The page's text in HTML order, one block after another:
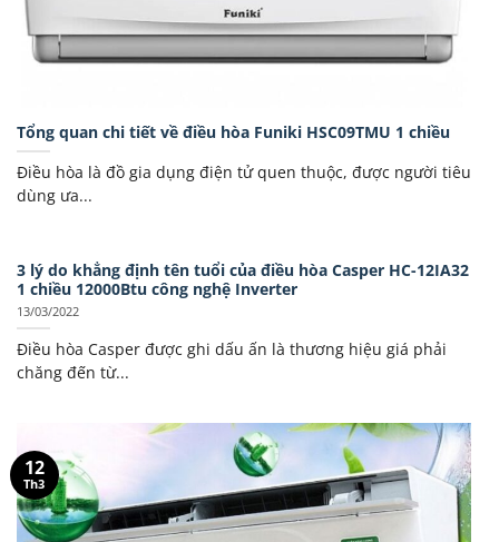
Tổng quan chi tiết về điều hòa Funiki HSC09TMU 1 chiều
Điều hòa là đồ gia dụng điện tử quen thuộc, được người tiêu
dùng ưa...
3 lý do khẳng định tên tuổi của điều hòa Casper HC-12IA32
1 chiều 12000Btu công nghệ Inverter
13/03/2022
Điều hòa Casper được ghi dấu ấn là thương hiệu giá phải
chăng đến từ...
12
Th3